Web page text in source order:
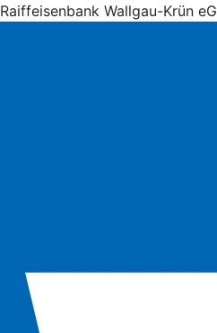
Raiffeisenbank Wallgau-Krün eG